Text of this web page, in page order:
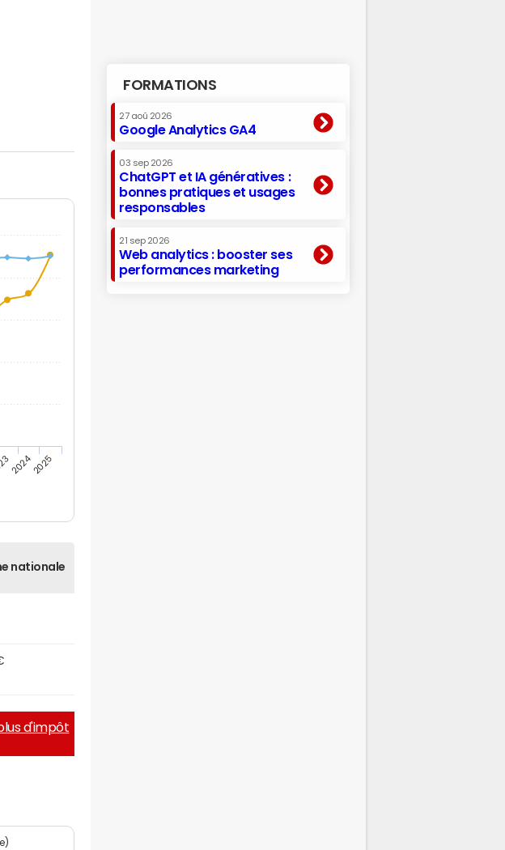
20242025
nationale
d'impôt
FORMATIONS
27 aoû 2026
Google Analytics GA4
03 sep 2026
ChatGPT et IA génératives :
bonnes pratiques et usages
responsables
21 sep 2026
Web analytics : booster ses
performances marketing